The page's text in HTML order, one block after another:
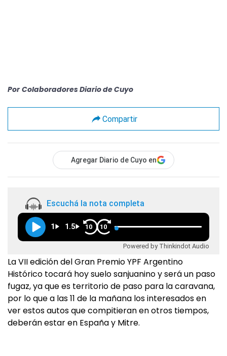
Por Colaboradores Diario de Cuyo
Compartir
Agregar Diario de Cuyo en
Escuchá la nota completa
1 1.5 10 10
Powered by Thinkindot Audio
La VII edición del Gran Premio YPF Argentino
Histórico tocará hoy suelo sanjuanino y será un paso
fugaz, ya que es territorio de paso para la caravana,
por lo que a las 11 de la mañana los interesados en
ver estos autos que compitieran en otros tiempos,
deberán estar en España y Mitre.